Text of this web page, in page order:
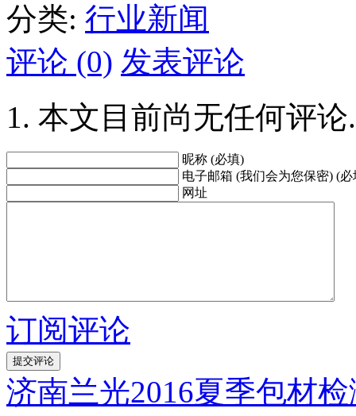
分类: 行业新闻
评论 (0) 发表评论
本文目前尚无任何评论.
昵称 (必填)
电子邮箱 (我们会为您保密) (必
网址
订阅评论
济南兰光2016夏季包材